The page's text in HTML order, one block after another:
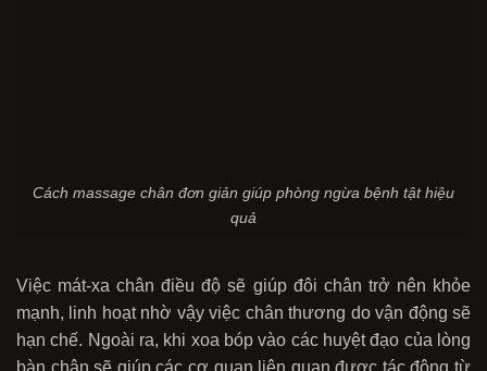
Cách massage chân đơn giản giúp phòng ngừa bệnh tật hiệu
quả
Việc mát-xa chân điều độ sẽ giúp đôi chân trở nên khỏe
mạnh, linh hoạt nhờ vậy việc chân thương do vận động sẽ
hạn chế. Ngoài ra, khi xoa bóp vào các huyệt đạo của lòng
bàn chân sẽ giúp các cơ quan liên quan được tác động từ